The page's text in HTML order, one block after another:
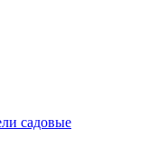
садовые